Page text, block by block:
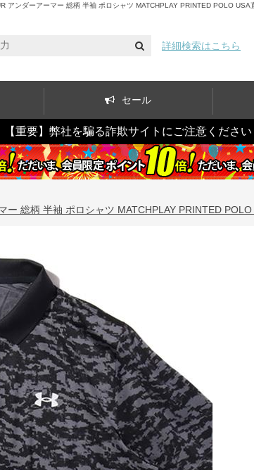
アンダーアーマー 総柄 半袖 ポロシャツ MATCHPLAY PRINTED POLO
詳細検索はこちら
セール
【重要】弊社を騙る詐欺サイトにご注意ください
ー 総柄 半袖 ポロシャツ MATCHPLAY PRINTED